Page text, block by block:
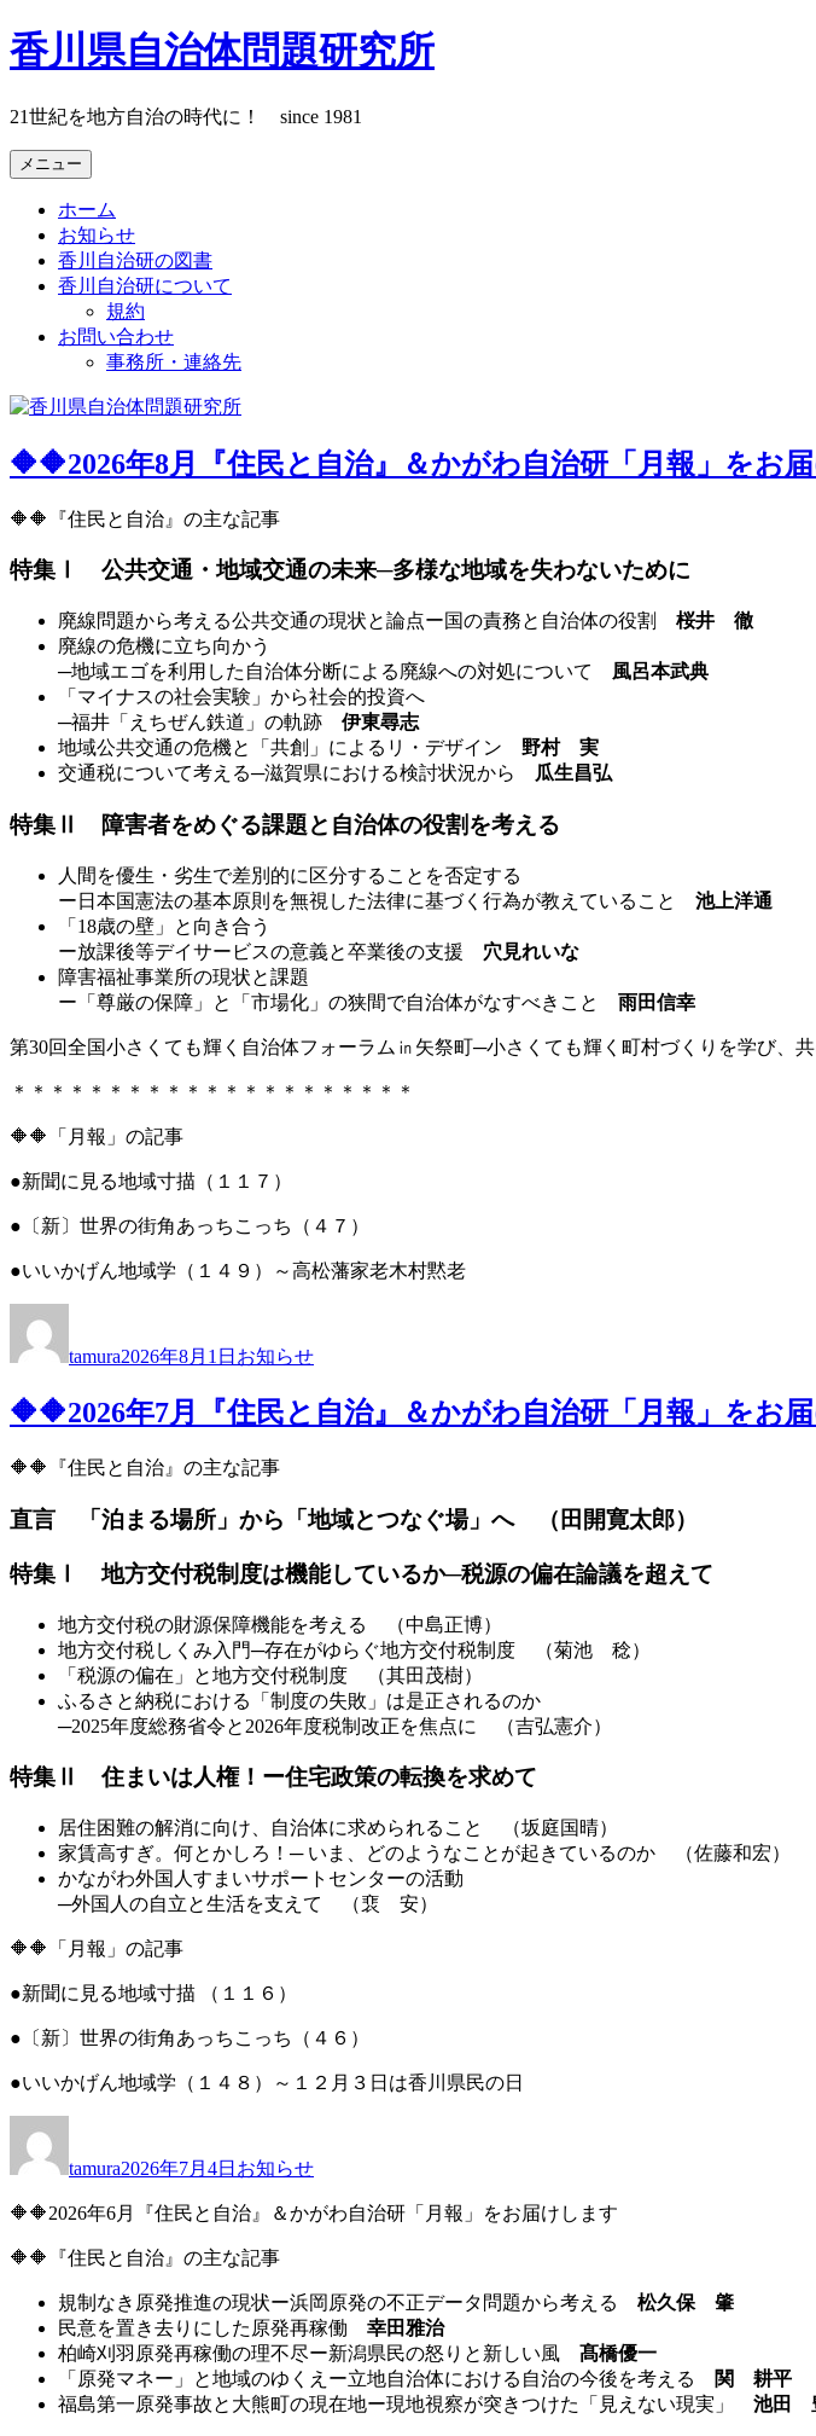
コ
ン
ン
へ
香川県自治体問題研究所
21世紀を地方自治の時代に！ since 1981
メニュー
ホーム
お知らせ
香川自治研の図書
香川自治研について
規約
お問い合わせ
事務所・連絡先
🔶🔶2026年8月『住民と自治』＆かがわ自治研「月報」をお
🔶🔶『住民と自治』の主な記事
特集Ⅰ 公共交通・地域交通の未来─多様な地域を失わないために
廃線問題から考える公共交通の現状と論点ー国の責務と自治体の役割 桜井 徹
廃線の危機に立ち向かう
─地域エゴを利用した自治体分断による廃線への対処について 風呂本武典
「マイナスの社会実験」から社会的投資へ
─福井「えちぜん鉄道」の軌跡 伊東尋志
地域公共交通の危機と「共創」によるリ・デザイン 野村 実
交通税について考える─滋賀県における検討状況から
瓜生昌弘
特集Ⅱ 障害者をめぐる課題と自治体の役割を考える
人間を優生・劣生で差別的に区分することを否定する
ー日本国憲法の基本原則を無視した法律に基づく行為が教えていること 池上洋通
「18歳の壁」と向き合う
ー放課後等デイサービスの意義と卒業後の支援 穴見れいな
障害福祉事業所の現状と課題
ー「尊厳の保障」と「市場化」の狭間で自治体がなすべきこと 雨田信幸
第30回全国小さくても輝く自治体フォーラム㏌矢祭町─小さくても輝く町村づくりを学び、
＊＊＊＊＊＊＊＊＊＊＊＊＊＊＊＊＊＊＊＊＊
🔶🔶「月報」の記事
●新聞に見る地域寸描（１１７）
●〔新〕世界の街角あっちこっち（４７）
●いいかげん地域学（１４９）～高松藩家老木村黙老
者
tamura日:
2026年8月1日ゴ
ー
お知らせ
🔶🔶2026年7月『住民と自治』＆かがわ自治研「月報」をお
🔶🔶『住民と自治』の主な記事
直言 「泊まる場所」から「地域とつなぐ場」へ （田開寛太郎）
特集Ⅰ 地方交付税制度は機能しているか─税源の偏在論議を超えて
地方交付税の財源保障機能を考える （中島正博）
地方交付税しくみ入門─存在がゆらぐ地方交付税制度 （菊池 稔）
「税源の偏在」と地方交付税制度 （其田茂樹）
ふるさと納税における「制度の失敗」は是正されるのか
─2025年度総務省令と2026年度税制改正を焦点に （吉弘憲介）
特集Ⅱ 住まいは人権！ー住宅政策の転換を求めて
居住困難の解消に向け、自治体に求められること （坂庭国晴）
家賃高すぎ。何とかしろ！─ いま、どのようなことが起きているのか （佐藤和宏）
かながわ外国人すまいサポートセンターの活動
─外国人の自立と生活を支えて （裵 安）
🔶🔶「月報」の記事
●新聞に見る地域寸描 （１１６）
●〔新〕世界の街角あっちこっち（４６）
●いいかげん地域学（１４８）～１２月３日は香川県民の日
者
tamura日:
2026年7月4日ゴ
リ
ー
お知らせ
🔶🔶2026年6月『住民と自治』＆かがわ自治研「月報」をお届けします
🔶🔶『住民と自治』の主な記事
規制なき原発推進の現状ー浜岡原発の不正データ問題から考える 松久保 肇
民意を置き去りにした原発再稼働 幸田雅治
柏崎刈羽原発再稼働の理不尽ー新潟県民の怒りと新しい風 髙橋優一
「原発マネー」と地域のゆくえー立地自治体における自治の今後を考える
関 耕平
福島第一原発事故と大熊町の現在地ー現地視察が突きつけた「見えない現実」 池田